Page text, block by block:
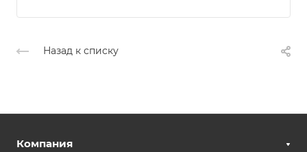
Назад к списку
Компания